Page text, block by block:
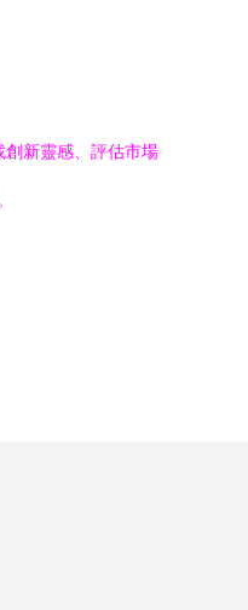
創新靈感、評估市場